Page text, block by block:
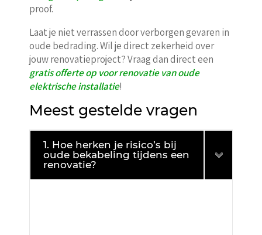
proof.
Laat je niet verrassen door verborgen gevaren in
oude bedrading. Wil je direct zekerheid over
jouw renovatieproject? Vraag dan direct een
gratis offerte op voor renovatie van oude
elektrische installatie!
Meest gestelde vragen
1. Hoe herken je risico’s bij
oude bekabeling tijdens een
renovatie?